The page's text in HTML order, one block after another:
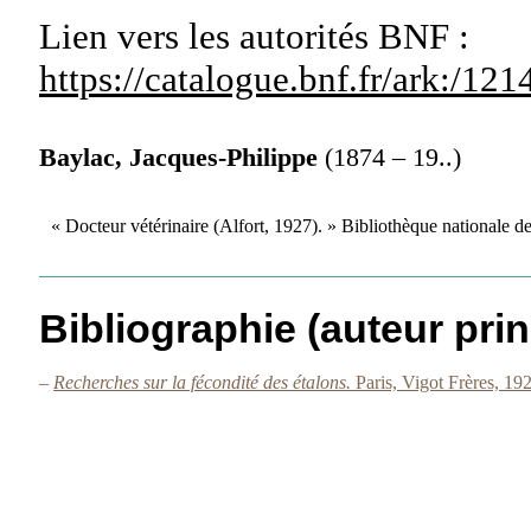
Lien vers les autorités BNF :
https://catalogue.bnf.fr/ark:/
Baylac, Jacques-Philippe (1874 – 19..)
« Docteur vétérinaire (Alfort, 1927). » Bibliothèque nationale
Bibliographie (auteur
– Recherches sur la fécondité des étalons. Paris, Vigot Frères,